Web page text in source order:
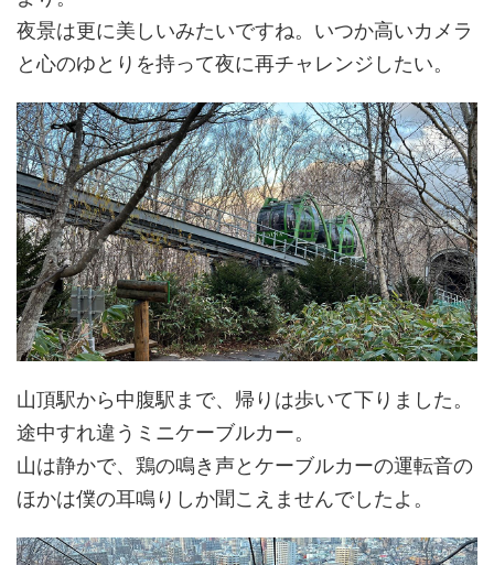
夜景は更に美しいみたいですね。いつか高いカメラ
と心のゆとりを持って夜に再チャレンジしたい。
山頂駅から中腹駅まで、帰りは歩いて下りました。
途中すれ違うミニケーブルカー。
山は静かで、鶏の鳴き声とケーブルカーの運転音の
ほかは僕の耳鳴りしか聞こえませんでしたよ。